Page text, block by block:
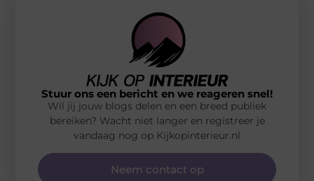
Stuur ons een bericht en we reageren snel!
Wil jij jouw blogs delen en een breed publiek
bereiken? Wacht niet langer en registreer je
vandaag nog op Kijkopinterieur.nl
Neem contact op